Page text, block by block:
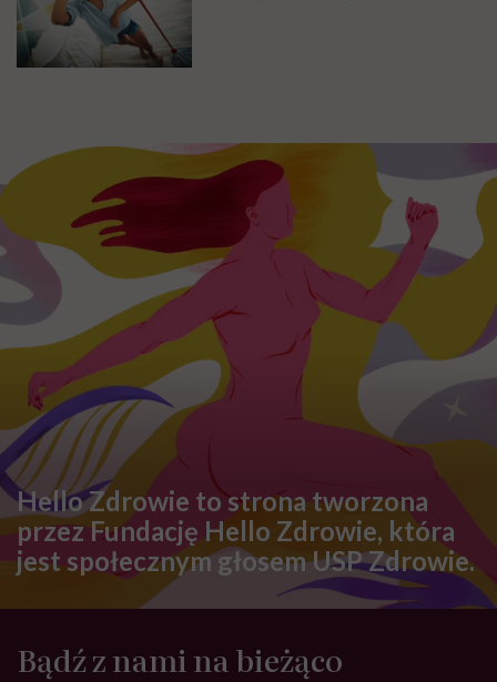
Hello Zdrowie to strona tworzona
przez Fundację Hello Zdrowie, która
jest społecznym głosem USP Zdrowie.
Bądź z nami na bieżąco